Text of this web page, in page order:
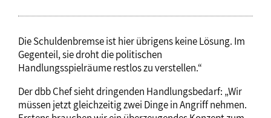
Die Schuldenbremse ist hier übrigens keine Lösung. Im
Gegenteil, sie droht die politischen
Handlungsspielräume restlos zu verstellen.“
Der dbb Chef sieht dringenden Handlungsbedarf: „Wir
müssen jetzt gleichzeitig zwei Dinge in Angriff nehmen.